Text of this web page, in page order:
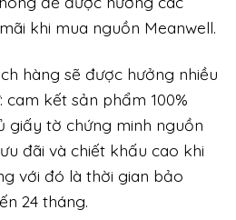
khi mua nguồn Meanwell.
hàng sẽ được hưởng nhiều
cam kết sản phẩm 100%
giấy tờ chứng minh nguồn
đãi và chiết khấu cao khi
với đó là thời gian bảo
24 tháng.